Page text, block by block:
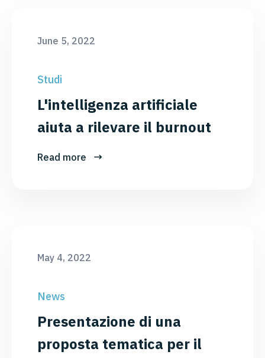
June 5, 2022
Studi
L'intelligenza artificiale
aiuta a rilevare il burnout
Read more
May 4, 2022
News
Presentazione di una
proposta tematica per il